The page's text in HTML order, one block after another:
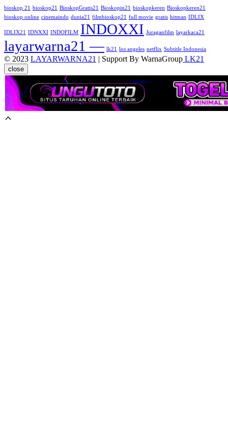
bioskop 21 bioskop21 BioskopGratis21 Bioskopin21 bioskopkeren Bioskopkeren21
bioskop online cinemaindo dunia21 filmbioskop21 full movie gratis hitman IDLIX
IDLIX21 IDNXXI INDOFILM INDOXXI Juraganfilm layarkaca21
layarwarna21 — lk21 los angeles netflix Subtitle Indonesia
© 2023 LAYARWARNA21 | Support By WarnaGroup LK21
close